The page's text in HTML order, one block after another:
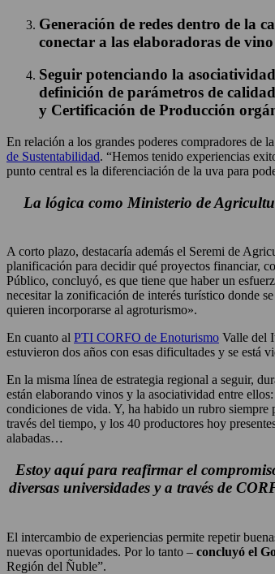
Generación de redes dentro de la
conectar a las elaboradoras de
Seguir potenciando la
definición de parámetros de
y Certificación de Producción
En relación a los grandes poderes compradores de
de Sustentabilidad. “Hemos tenido experiencias
punto central es la diferenciación de la uva para
La lógica como Ministerio de
A corto plazo, destacaría además el Seremi de
planificación para decidir qué proyectos financiar,
Público, concluyó, es que tiene que haber un
necesitar la zonificación de interés turístico donde
quieren incorporarse al agroturismo».
En cuanto al PTI CORFO de Enoturismo Valle del
estuvieron dos años con esas dificultades y se está
En la misma línea de estrategia regional a seguir,
están elaborando vinos y la asociatividad entre
condiciones de vida. Y, ha habido un rubro siempre
través del tiempo, y los 40 productores hoy
alabadas…
Estoy aquí para reafirmar el
diversas universidades y a través de
El intercambio de experiencias permite repetir
nuevas oportunidades. Por lo tanto – concluyó el
Región del Ñuble”.